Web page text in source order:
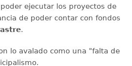
ejecutar los proyectos de
de poder contar con fondos
.
lo avalado como una "falta de